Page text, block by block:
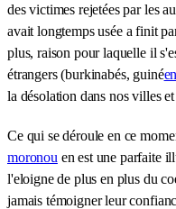
des victimes rejetées par les
avait longtemps usée a finit
plus, raison pour laquelle il
étrangers (burkinabés, guiné
la désolation dans nos villes
Ce qui se déroule en ce
moronou en est une parfaite
l'eloigne de plus en plus du
jamais témoigner leur